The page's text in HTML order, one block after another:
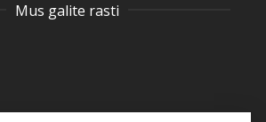
Mus galite rasti